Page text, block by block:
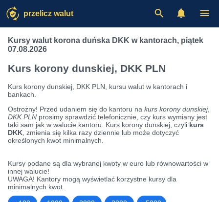
przelicz walut
Kursy walut korona duńska DKK w kantorach, piątek
07.08.2026
Kurs korony dunskiej, DKK PLN
Kurs korony dunskiej, DKK PLN, kursu walut w kantorach i
bankach.
Ostrożny! Przed udaniem się do kantoru na kurs korony dunskiej,
DKK PLN prosimy sprawdzić telefonicznie, czy kurs wymiany jest
taki sam jak w walucie kantoru. Kurs korony dunskiej, czyli kurs
DKK, zmienia się kilka razy dziennie lub może dotyczyć
określonych kwot minimalnych.
Kursy podane są dla wybranej kwoty w euro lub równowartości w
innej walucie!
UWAGA! Kantory mogą wyświetlać korzystne kursy dla
minimalnych kwot.